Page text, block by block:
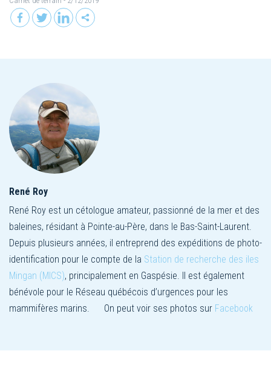
René Roy
René Roy est un cétologue amateur, passionné de la mer et des
baleines, résidant à Pointe-au-Père, dans le Bas-Saint-Laurent.
Depuis plusieurs années, il entreprend des expéditions de photo-
identification pour le compte de la Station de recherche des iles
Mingan (MICS), principalement en Gaspésie. Il est également
bénévole pour le Réseau québécois d’urgences pour les
mammifères marins. On peut voir ses photos sur Facebook